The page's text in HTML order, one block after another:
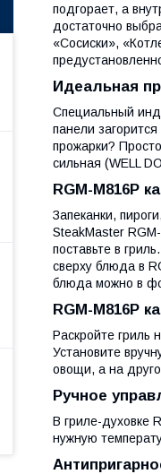
подгорает, а
достаточно
«Сосиски»,
Идеальная
Специальный
панели
прожарки?
сильная (WELL
RGM-M816P
Запеканки,
SteakMaster
поставьте в
сверху блюда в
блюда можно в
RGM-M816P
Раскройте гриль
Установите
овощи, а на
Ручное
В гриле-духовке
нужную